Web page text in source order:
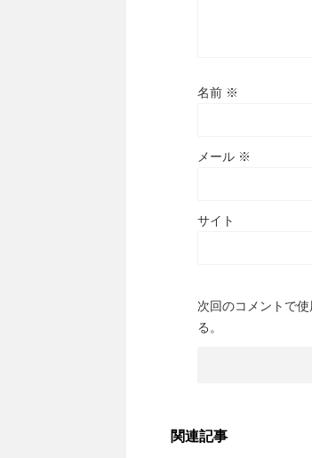
名前 ※
メール ※
サイト
次回のコメントで
る。
関連記事